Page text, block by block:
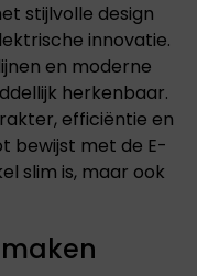
stijlvolle design
innovatie.
en moderne
herkenbaar.
efficiëntie en
bewijst met de E-
slim is, maar ook